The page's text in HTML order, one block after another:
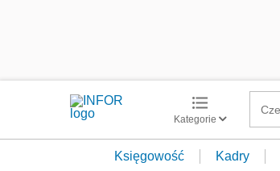
Kategorie
Księgowość Kadry